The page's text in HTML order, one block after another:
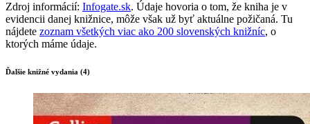
Zdroj informácií: Infogate.sk. Údaje hovoria o tom, že kniha je v
evidencii danej knižnice, môže však už byť aktuálne požičaná. Tu
nájdete zoznam všetkých viac ako 200 slovenských knižníc, o
ktorých máme údaje.
Ďalšie knižné vydania (4)